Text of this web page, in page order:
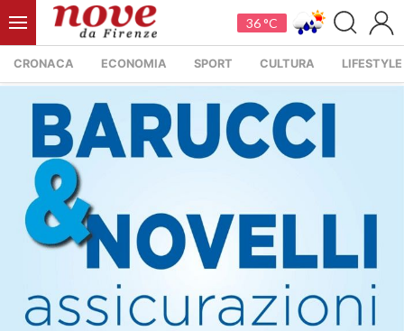
36 °C
CRONACA ECONOMIA SPORT CULTURA LIFESTYLE